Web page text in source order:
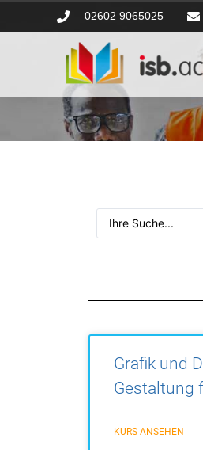
02602 9065025
Grafik und
Gestaltung
KURS ANSEHEN